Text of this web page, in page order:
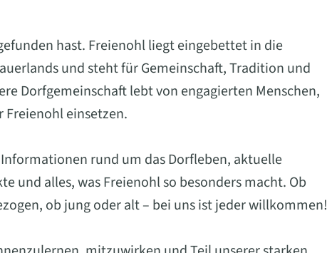
hast. Freienohl liegt eingebettet in die
und steht für Gemeinschaft, Tradition und
Dorfgemeinschaft lebt von engagierten Menschen,
einsetzen.
rund um das Dorfleben, aktuelle
und alles, was Freienohl so besonders macht. Ob
ob jung oder alt – bei uns ist jeder willkommen!